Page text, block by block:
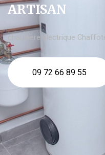
ARTISAN
chaudière électrique
09 72 66 89 55